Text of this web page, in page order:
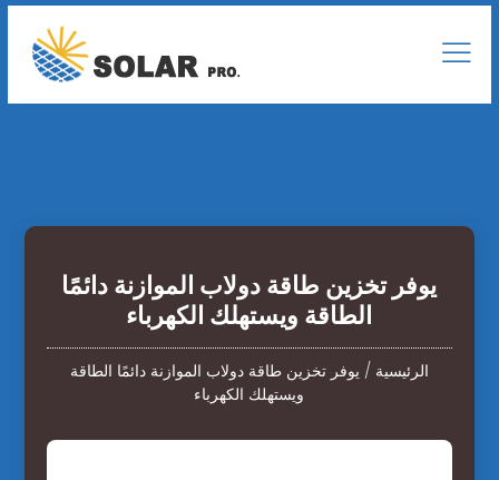
يوفر تخزين طاقة دولاب الموازنة دائمًا
الطاقة ويستهلك الكهرباء
الرئيسية / يوفر تخزين طاقة دولاب الموازنة دائمًا الطاقة
ويستهلك الكهرباء